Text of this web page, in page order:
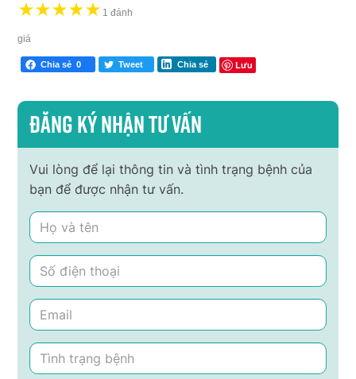
★★★★★ 1 đánh
giá
Chia sẻ 0 Tweet Chia sẻ Lưu
Đăng ký nhận tư vấn
Vui lòng để lại thông tin và tình trạng bệnh của
bạn để được nhận tư vấn.